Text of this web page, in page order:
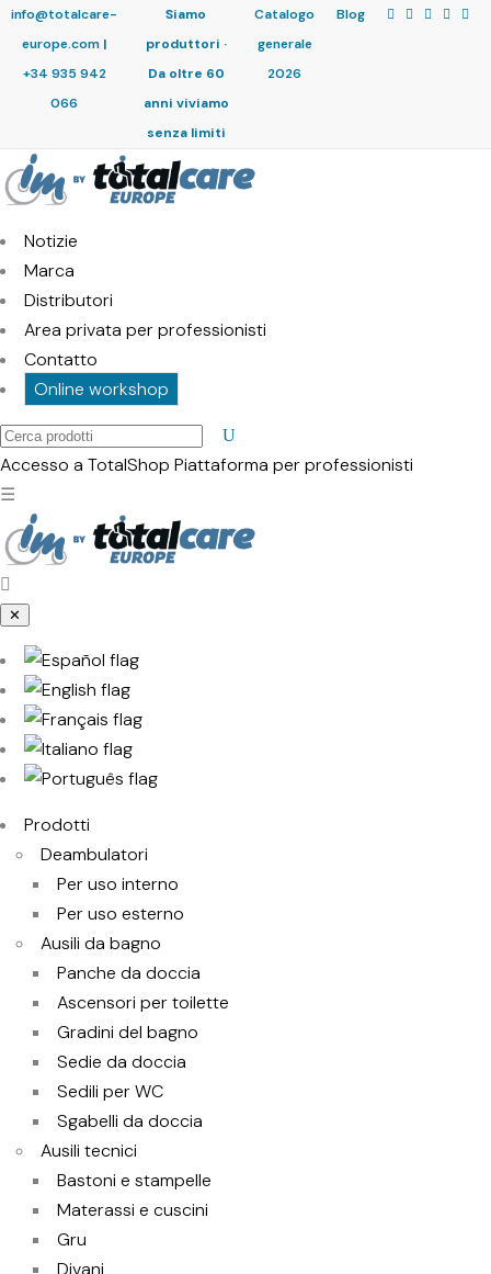
info@totalcare-
europe.com|
+34 935 942
066
Siamo
produttori ·
Da oltre 60
anni viviamo
senza limiti
Catalogo
generale
2026
Blog
Notizie
Marca
Distributori
Area privata per professionisti
Contatto
Online workshop
Cerca
prodotti
Accesso a TotalShop Piattaforma per professionisti
☰
✕
Prodotti
Deambulatori
Per uso interno
Per uso esterno
Ausili da bagno
Panche da doccia
Ascensori per toilette
Gradini del bagno
Sedie da doccia
Sedili per WC
Sgabelli da doccia
Ausili tecnici
Bastoni e stampelle
Materassi e cuscini
Gru
Divani